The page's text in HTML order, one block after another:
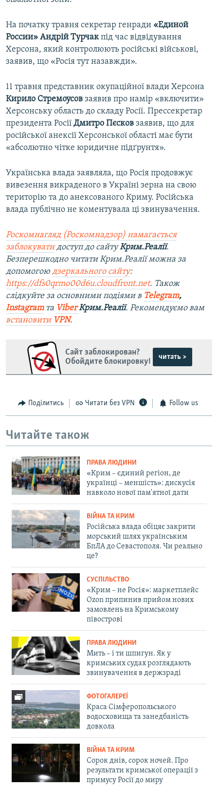
На початку травня секретар генради «Единой
России» Андрій Турчакпід час відвідування
Херсона, який контролюють російські військові,
заявив, що «Росія тут назавжди».
11 травня представник окупаційної влади Херсона
Кирило Стремоусов заявив про намір «включити»
Херсонську область до складу Росії. Прессекретар
президента Росії Дмитро Пєсков заявив, що для
російської анексії Херсонської області має бути
«абсолютно чітке юридичне підґрунтя».
Українська влада заявляла, що Росія продовжує
вивезення викраденого в Україні зерна на свою
територію та до анексованого Криму. Російська
влада публічно не коментувала ці звинувачення.
Роскомнагляд (Роскомнадзор) намагається
заблокуватидоступ до сайтуКрим.Реалії.
Безперешкодно читати Крим.Реалії можна за
допомогою дзеркального сайту:
https://dfs0qrmo00d6u.cloudfront.net. Також
слідкуйте за основними подіями в Telegram,
Instagramта ViberКрим.Реалії. Рекомендуємо вам
встановити VPN.
Сайт заблокирован?
Обойдите блокировку!
читать >
Поділитись Читати без VPN Follow us
Читайте також
ПРАВА ЛЮДИНИ
«Крим – єдиний регіон, де
українці – меншість»: дискусія
навколо нової пам'ятної дати
ВІЙНА ТА КРИМ
Російська влада обіцяє закрити
морський шлях українським
БпЛА до Севастополя. Чи реально
це?
СУСПІЛЬСТВО
«Крим – не Росія»: маркетплейс
Ozon припинив прийом нових
замовлень на Кримському
півострові
ПРАВА ЛЮДИНИ
Мить – і ти шпигун. Як у
кримських судах розглядають
звинувачення в держзраді
ФОТОГАЛЕРЕЇ
Краса Сімферопольського
водосховища та занедбаність
довкола
ВІЙНА ТА КРИМ
Сорок днів, сорок ночей. Про
результати кримської операції з
примусу Росії до миру